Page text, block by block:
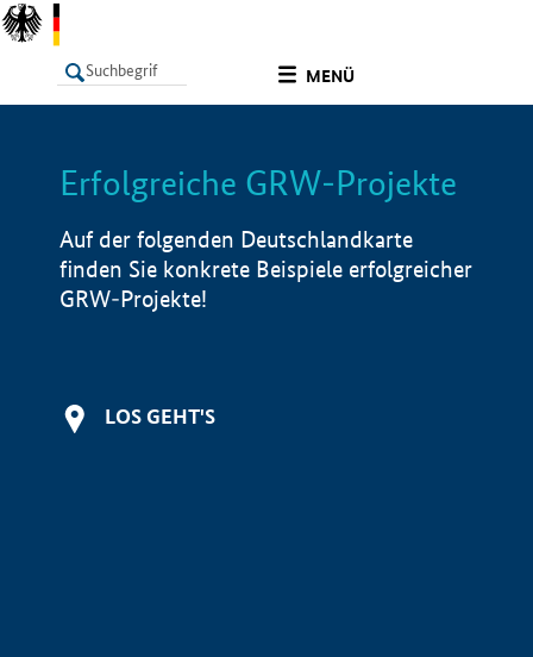
MENÜ
LISTE Info
Erfolgreiche GRW-Projekte
Auf der folgenden Deutschlandkarte
finden Sie konkrete Beispiele erfolgreicher
GRW-Projekte!
LOS GEHT'S